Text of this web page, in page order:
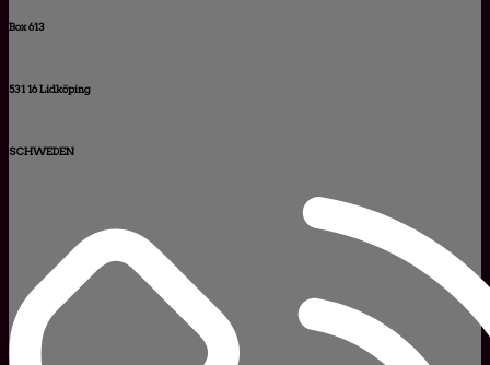
Box 613
531 16 Lidköping
SCHWEDEN